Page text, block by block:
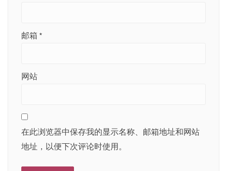
邮箱 *
网站
在此浏览器中保存我的显示名称、邮箱地址和网站
地址，以便下次评论时使用。